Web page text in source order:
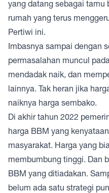
yang datang sebagai tamu
rumah yang terus
Pertiwi ini.
Imbasnya sampai dengan
permasalahan muncul
mendadak naik, dan
lainnya. Tak heran jika
naiknya harga sembako.
Di akhir tahun 2022
harga BBM yang
masyarakat. Harga yang
membumbung tinggi. Dan
BBM yang ditiadakan.
belum ada satu strategi